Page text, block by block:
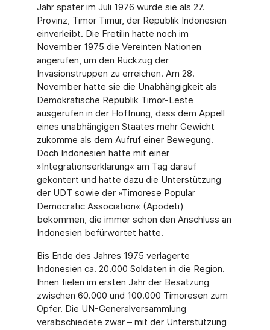
Jahr später im Juli 1976 wurde sie als 27.
Provinz, Timor Timur, der Republik Indonesien
einverleibt. Die Fretilin hatte noch im
November 1975 die Vereinten Nationen
angerufen, um den Rückzug der
Invasionstruppen zu erreichen. Am 28.
November hatte sie die Unabhängigkeit als
Demokratische Republik Timor-Leste
ausgerufen in der Hoffnung, dass dem Appell
eines unabhängigen Staates mehr Gewicht
zukomme als dem Aufruf einer Bewegung.
Doch Indonesien hatte mit einer
»Integrationserklärung« am Tag darauf
gekontert und hatte dazu die Unterstützung
der UDT sowie der »Timorese Popular
Democratic Association« (Apodeti)
bekommen, die immer schon den Anschluss an
Indonesien befürwortet hatte.
Bis Ende des Jahres 1975 verlagerte
Indonesien ca. 20.000 Soldaten in die Region.
Ihnen fielen im ersten Jahr der Besatzung
zwischen 60.000 und 100.000 Timoresen zum
Opfer. Die UN-Generalversammlung
verabschiedete zwar – mit der Unterstützung